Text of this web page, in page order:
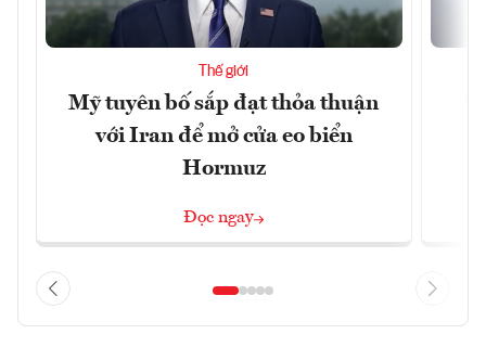
Thế giới
Mỹ tuyên bố sắp đạt thỏa thuận
với Iran để mở cửa eo biển
Hormuz
Đọc ngay